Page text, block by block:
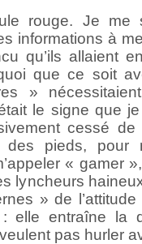
rouge. Je me
informations à
qu’ils allaient
que ce soit
»
le signe que
cessé
pieds, pour
« gamer
lyncheurs
» de l’attitude
entraîne la
pas hurler